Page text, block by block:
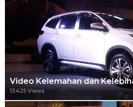
Video Kelemahan dan
13.425 Views